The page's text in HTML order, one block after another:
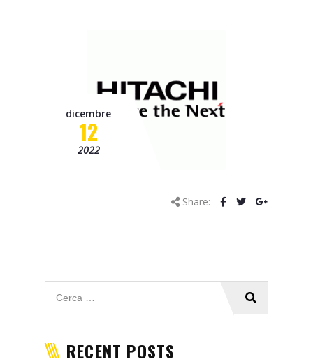
Progetto Smart&Start
Progetto IADIPGI
Pillole tecniche
dicembre
12
2022
Share:
RECENT POSTS